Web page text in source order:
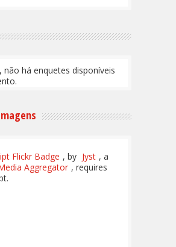
não há enquetes disponíveis
Flickr Badge , by Jyst , a
Aggregator , requires